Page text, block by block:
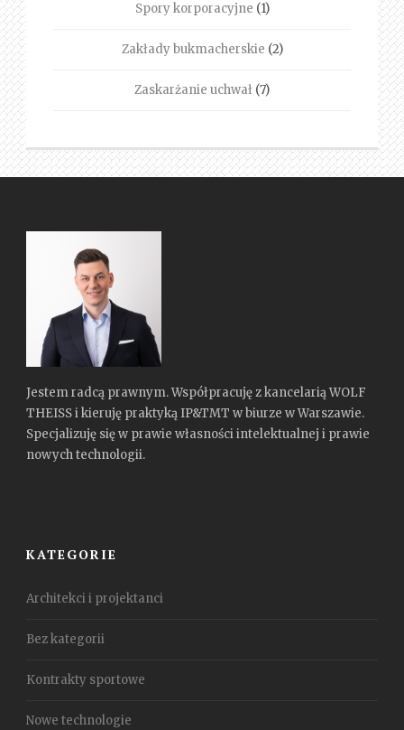
Spory korporacyjne (1)
Zakłady bukmacherskie (2)
Zaskarżanie uchwał (7)
Jestem radcą prawnym. Współpracuję z kancelarią WOLF
THEISS i kieruję praktyką IP&TMT w biurze w Warszawie.
Specjalizuję się w prawie własności intelektualnej i prawie
nowych technologii.
KATEGORIE
Architekci i projektanci
Bez kategorii
Kontrakty sportowe
Nowe technologie